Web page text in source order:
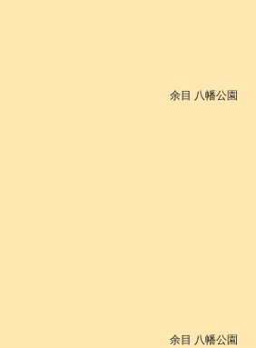
余目 八幡公園
余目 八幡公園